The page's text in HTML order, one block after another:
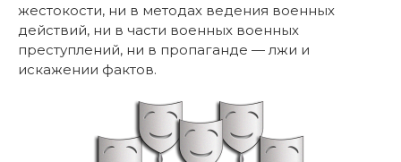
жестокости, ни в методах ведения военных
действий, ни в части военных военных
преступлений, ни в пропаганде — лжи и
искажении фактов.